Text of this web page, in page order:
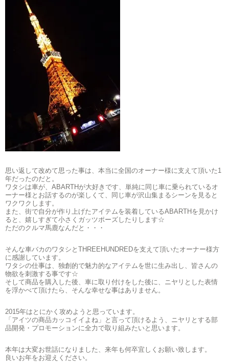
思い返して改めて思った事は、本当に全国のオーナー様に支えて頂いた1
年だったのだと。
ワタシは車が、ABARTHが大好きです、単純に同じ車に乗られているオ
ーナー様とお話するのが楽しくて、同じ車が沢山集まるシーンを見ると
ワクワクします。
また、街で自分が作り上げたアイテムを装着しているABARTHを見かけ
ると、嬉しすぎて小さくガッツポーズしたりします☆
ただのクルマ馬鹿なんだと・・・
そんな車バカのワタシとTHREEHUNDREDを支えて頂いたオーナー様方
に感謝しています。
ワタシの仕事は、独創的で魅力的なアイテムを世に生み出し、皆さんの
物欲を刺激する事です☆
そして商品を購入した後、車に取り付けをした後に、ニヤリとした表情
を浮かべて頂けたら、そんな幸せな事はありません。
2015年はとにかく攻めようと思っています。
「アイツの商品カッコイイよね」と言って頂けるよう、ニヤリとする部
品開発・プロモーションに全力で取り組みたいと思います。
本年は大変お世話になりました、来年も何卒宜しくお願い致します。
良いお年をお迎えください。